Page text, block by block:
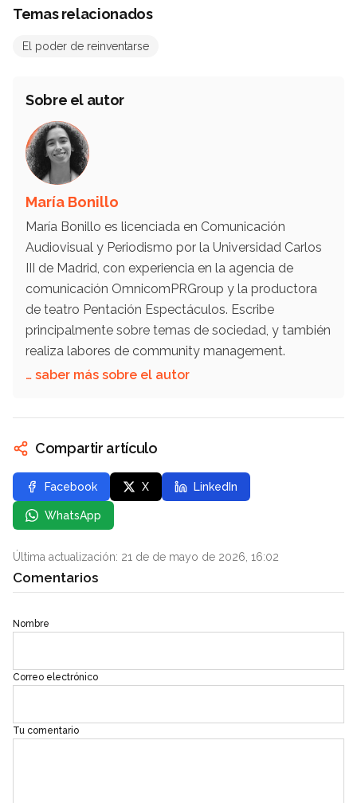
Temas relacionados
El poder de reinventarse
Sobre el autor
María Bonillo
María Bonillo es licenciada en Comunicación
Audiovisual y Periodismo por la Universidad Carlos
III de Madrid, con experiencia en la agencia de
comunicación OmnicomPRGroup y la productora
de teatro Pentación Espectáculos. Escribe
principalmente sobre temas de sociedad, y también
realiza labores de community management.
… saber más sobre el autor
Compartir artículo
Facebook X LinkedIn
WhatsApp
Última actualización: 21 de de mayo de 2026, 16:02
Comentarios
Nombre
Correo electrónico
Tu comentario